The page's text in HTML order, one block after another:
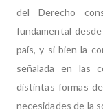
del Derecho
fundamental
país, y si bien la
señalada en las
distintas formas
necesidades de la